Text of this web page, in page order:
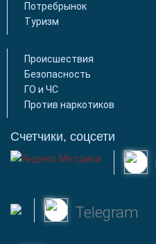
Потребрынок
Туризм
Происшествия
Безопасность
ГО и ЧС
Против наркотиков
Счетчики, соцсети
Telegram